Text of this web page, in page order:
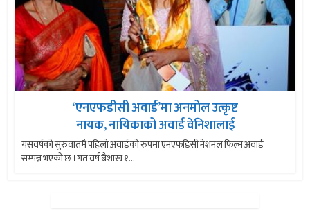
‘एनएफडीसी अवार्ड’मा अनमोल उत्कृष्ट
नायक, नायिकाको अवार्ड वेनिशालाई
यसवर्षको सुरुवातमै पहिलो अवार्डको रुपमा एनएफडिसी नेशनल फिल्म अवार्ड
सम्पन्न भएको छ ।गत वर्ष बैशाख १...